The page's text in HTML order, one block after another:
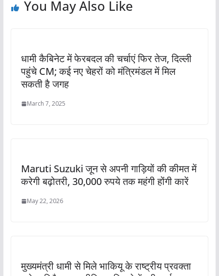
You May Also Like
धामी कैबिनेट में फेरबदल की चर्चाएं फिर तेज, दिल्ली
पहुंचे CM; कई नए चेहरों को मंत्रिमंडल में मिल
सकती है जगह
March 7, 2025
Maruti Suzuki जून से अपनी गाड़ियों की कीमत में
करेगी बढ़ोतरी, 30,000 रुपये तक महंगी होंगी कारें
May 22, 2026
मुख्यमंत्री धामी से मिले भाकियू के राष्ट्रीय प्रवक्ता